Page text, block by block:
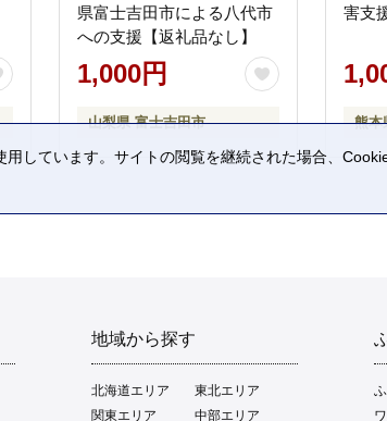
県富士吉田市による八代市
への支援【返礼品なし】
1,000円
山梨県 富士吉田市
害支
熊本
地域から探す
北海道エリア
東北エリア
関東エリア
中部エリア
しています。サイトの閲覧を継続された場合、